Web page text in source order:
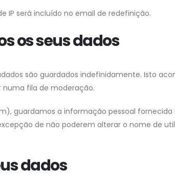
IP será incluído no email de redefinição.
os seus dados
são guardados indefinidamente. Isto
numa fila de moderação.
guardamos a informação pessoal
de não poderem alterar o nome de
dados